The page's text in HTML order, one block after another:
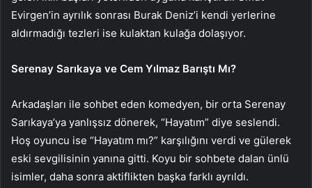
Evirgen’in ayrılık sonrası Burak Deniz’i kendi yerlerine
aldırmadığı tezleri ise kulaktan kulağa dolaşıyor.
Serenay Sarıkaya ve Cem Yılmaz Barıştı Mı?
Arkadaşları ile sohbet eden komedyen, bir orta Serenay
Sarıkaya’ya yanlışsız dönerek, “Hayatım” diye seslendi.
Hoş oyuncu ise “Hayatım mı?” karşılığını verdi ve gülerek
eski sevgilisinin yanına gitti. Koyu bir sohbete dalan ünlü
isimler, daha sonra aktiflikten başka farklı ayrıldı.